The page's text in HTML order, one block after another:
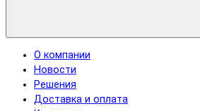
О компании
Новости
Решения
Доставка и оплата